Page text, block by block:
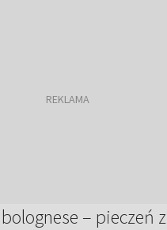
– pieczeń z